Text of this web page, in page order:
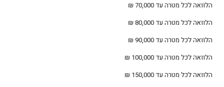
הלוואה לכל מטרה עד 70,000 ₪
הלוואה לכל מטרה עד 80,000 ₪
הלוואה לכל מטרה עד 90,000 ₪
הלוואה לכל מטרה עד 100,000 ₪
הלוואה לכל מטרה עד 150,000 ₪